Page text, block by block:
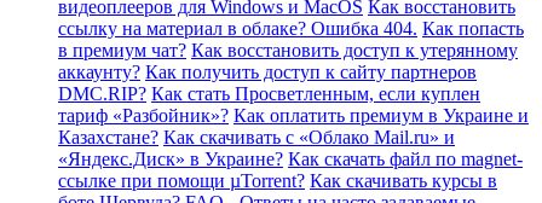
видеоплееров для Windows и MacOS Как восстановить
ссылку на материал в облаке? Ошибка 404. Как попасть
в премиум чат? Как восстановить доступ к утерянному
аккаунту? Как получить доступ к сайту партнеров
DMC.RIP? Как стать Просветленным, если куплен
тариф «Разбойник»? Как оплатить премиум в Украине и
Казахстане? Как скачивать с «Облако Mail.ru» и
«Яндекс.Диск» в Украине? Как скачать файл по magnet-
ссылке при помощи µTorrent? Как скачивать курсы в